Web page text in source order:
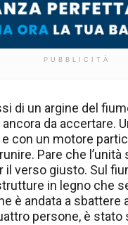
PUBBLICITÀ
di un argine del
da accertare.
e con un motore
Pare che
il verso giusto. Sul
in legno che
è andata a
persone, è